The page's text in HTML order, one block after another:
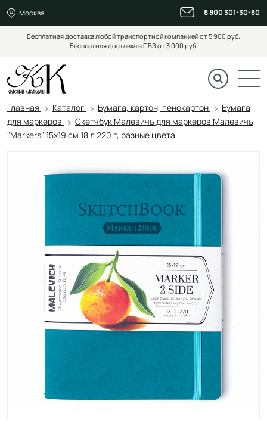
Москва 8 800 301-30-80
Бесплатная доставка любой транспортной компанией от 5 900 руб.
Бесплатная доставка в ПВЗ от 3 000 руб.
Главная Каталог Бумага, картон, пенокартон
Бумага
для маркеров
Скетчбук Малевичъ для маркеров Малевичъ
"Markers" 15х19 см 18 л 220 г, разные цвета